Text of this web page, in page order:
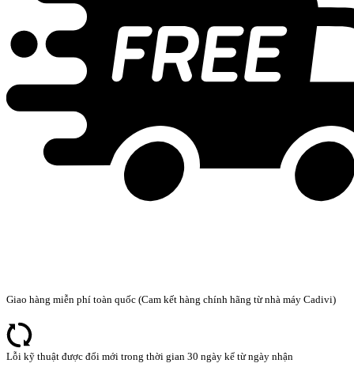
Giao hàng miễn phí toàn quốc (Cam kết hàng chính hãng từ nhà máy Cadivi)
Lỗi kỹ thuật được đổi mới trong thời gian 30 ngày kể từ ngày nhận